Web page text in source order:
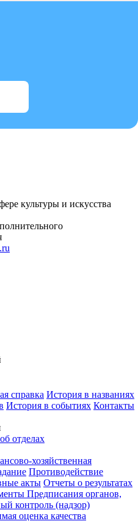
культуры и искусства
справка История в названиях
История в событиях Контакты
отделах
хозяйственная
Противодействие
акты Отчеты о результатах
Предписания органов,
контроль (надзор)
оценка качества